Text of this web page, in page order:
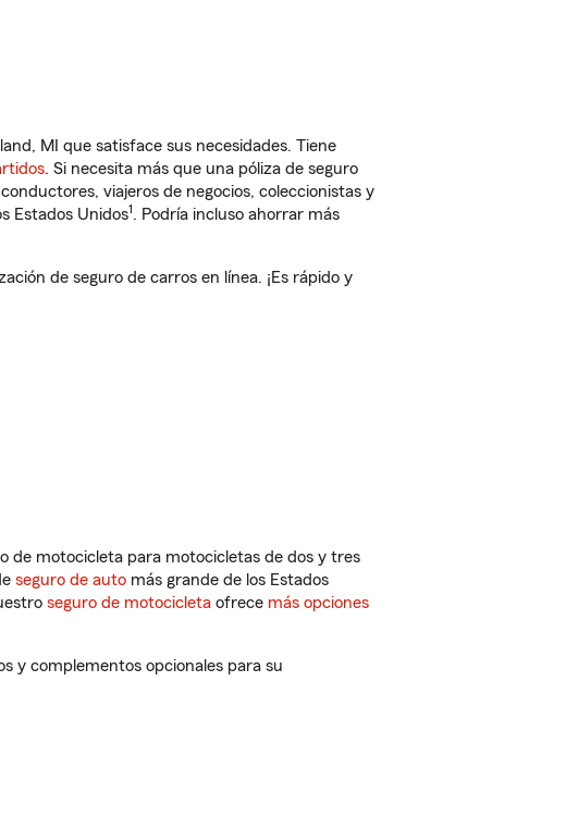
MI que satisface sus necesidades. Tiene
. Si necesita más que una póliza de seguro
viajeros de negocios, coleccionistas y
Estados Unidos1. Podría incluso ahorrar más
de seguro de carros en línea. ¡Es rápido y
de motocicleta para motocicletas de dos y tres
seguro de auto más grande de los Estados
seguro de motocicleta ofrece más opciones
y complementos opcionales para su